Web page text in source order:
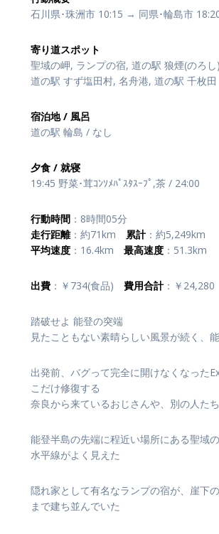
石川県･珠洲市 10:15 → 同県･輪島市
寄り道スポット
聖域の岬, ランプの宿, 道の駅 狼煙(のろ
道の駅 すず塩田村, 名舟港, 道の駅 千枚田
宿泊地 / 風呂
道の駅 輪島 / なし
夕食 / 就寝
19:45 野菜･茸ｺﾝｿﾒﾊﾟｽﾀｽｰﾌﾟ,茶 / 24:00
行動時間 ：8時間05分
走行距離：約71km 累計：約5,249km
平均速度 ：16.4km 最高速度 ：51.3km
出費 ：￥734(食品) 費用合計：￥24,280
踏破せよ 能登の突端
見たこともない素晴らしい風景が続く、
出発前、バグって完全に開けなくなった
こだけ修復する
奈良から来ているおじさんや、別の人た
能登半島の先端に程近い場所にある聖域
水平線がよく見えた
隠れ家として有名なランプの宿が、崖下
まで建ち並んでいた